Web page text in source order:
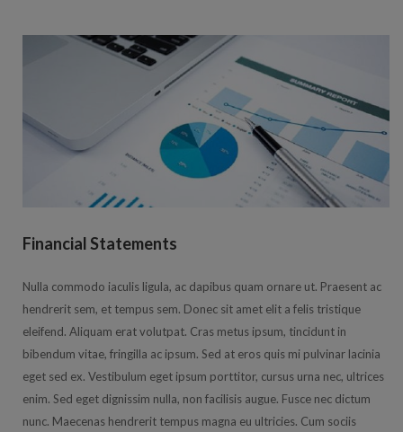
Financial Statements
Nulla commodo iaculis ligula, ac dapibus quam ornare ut. Praesent ac
hendrerit sem, et tempus sem. Donec sit amet elit a felis tristique
eleifend. Aliquam erat volutpat. Cras metus ipsum, tincidunt in
bibendum vitae, fringilla ac ipsum. Sed at eros quis mi pulvinar lacinia
eget sed ex. Vestibulum eget ipsum porttitor, cursus urna nec, ultrices
enim. Sed eget dignissim nulla, non facilisis augue. Fusce nec dictum
nunc. Maecenas hendrerit tempus magna eu ultricies. Cum sociis